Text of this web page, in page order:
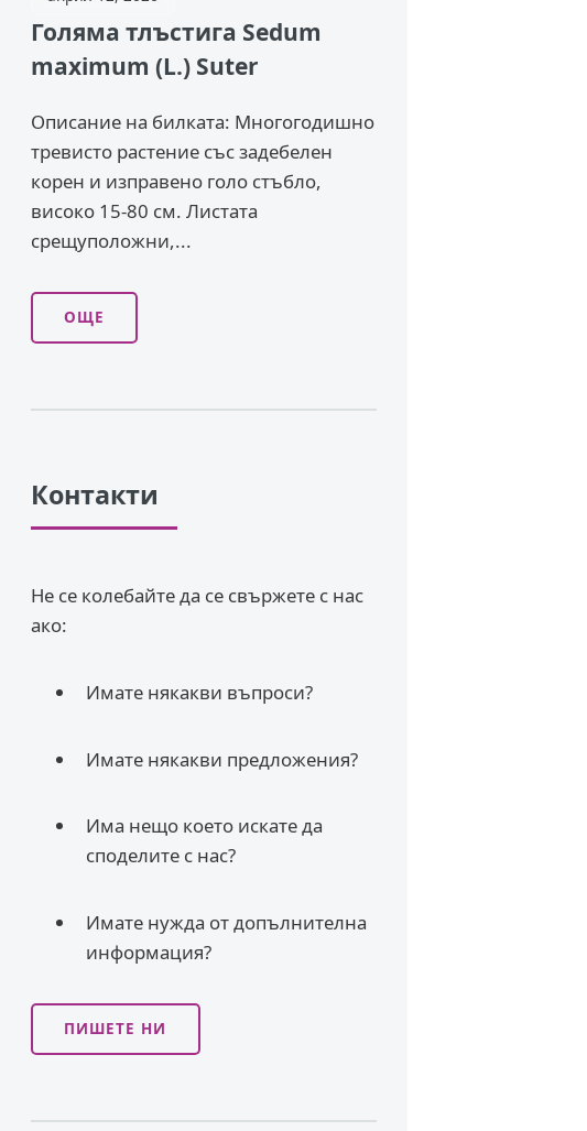
Голяма тлъстига Sedum
maximum (L.) Suter
Описание на билката: Многогодишно
тревисто растение със задебелен
корен и изправено го­ло стъбло,
високо 15-80 см. Листата
срещуположни,...
ОЩЕ
Контакти
Не се колебайте да се свържете с нас
ако:
Имате някакви въпроси?
Имате някакви предложения?
Има нещо което искате да
споделите с нас?
Имате нужда от допълнителна
информация?
ПИШЕТЕ НИ